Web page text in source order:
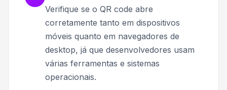
Verifique se o QR code abre
corretamente tanto em dispositivos
móveis quanto em navegadores de
desktop, já que desenvolvedores usam
várias ferramentas e sistemas
operacionais.